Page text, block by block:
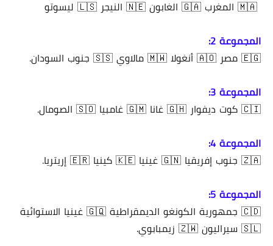
المجموعة 2:
🇪🇬 مصر 🇦🇴 أنغولا 🇲🇼 مالاوي 🇸🇸 جنوب السودان.
المجموعة 3:
🇨🇮 كوت ديفوار 🇬🇭 غانا 🇬🇲 غامبيا 🇸🇴 الصومال.
المجموعة 4:
🇿🇦 جنوب إفريقيا 🇬🇳 غينيا 🇰🇪 كينيا 🇪🇷 إريتريا.
المجموعة 5:
🇨🇩 جمهورية الكونغو الديمقراطية 🇬🇶 غينيا الاستوائية
🇸🇱 سيراليون 🇿🇼 زيمبابوي.